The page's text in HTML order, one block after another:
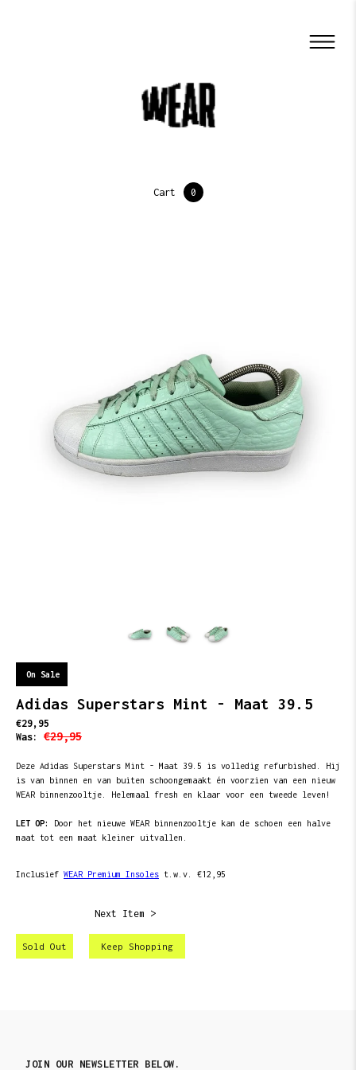
Cart 0
On Sale
Adidas Superstars Mint - Maat 39.5
€29,95
Was:
€29,95
Deze Adidas Superstars Mint - Maat 39.5 is volledig refurbished. Hij
is van binnen en van buiten schoongemaakt én voorzien van een nieuw
WEAR binnenzooltje. Helemaal fresh en klaar voor een tweede leven!
LET OP:
Door het nieuwe WEAR binnenzooltje kan de schoen een halve
maat tot een maat kleiner uitvallen.
Inclusief WEAR Premium Insoles t.w.v. €12,95
Sold Out
Next Item >
Keep Shopping
JOIN OUR NEWSLETTER BELOW.